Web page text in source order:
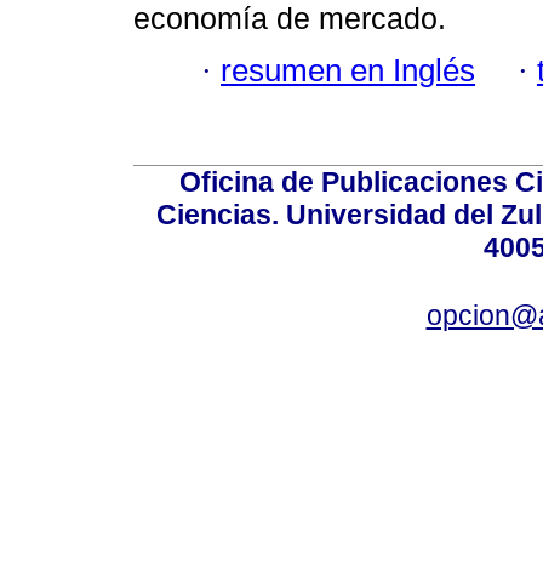
economía de mercado.
· resumen en Inglés ·
Oficina de Publicaciones
Ciencias. Universidad del